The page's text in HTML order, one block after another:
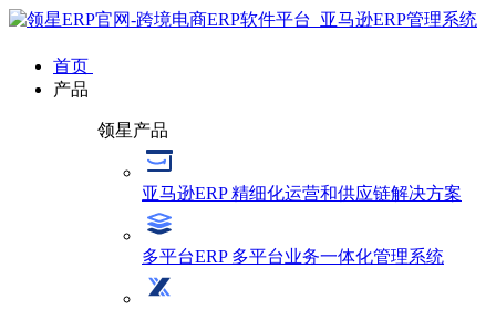
首页
产品
领星产品
亚马逊ERP精细化运营和供应链解决方案
多平台ERP 多平台业务一体化管理系统